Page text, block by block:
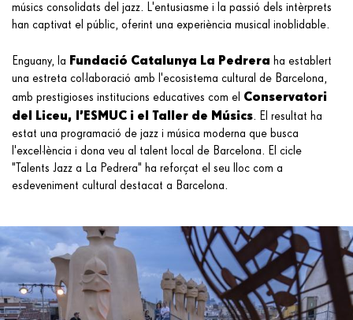
músics consolidats del jazz. L'entusiasme i la passió dels intèrprets
han captivat el públic, oferint una experiència musical inoblidable.
Enguany, la Fundació Catalunya La Pedrera ha establert
una estreta col·laboració amb l'ecosistema cultural de Barcelona,
amb prestigioses institucions educatives com el Conservatori
del Liceu, l’ESMUC i el Taller de Músics. El resultat ha
estat una programació de jazz i música moderna que busca
l'excel·lència i dona veu al talent local de Barcelona. El cicle
"Talents Jazz a La Pedrera" ha reforçat el seu lloc com a
esdeveniment cultural destacat a Barcelona.